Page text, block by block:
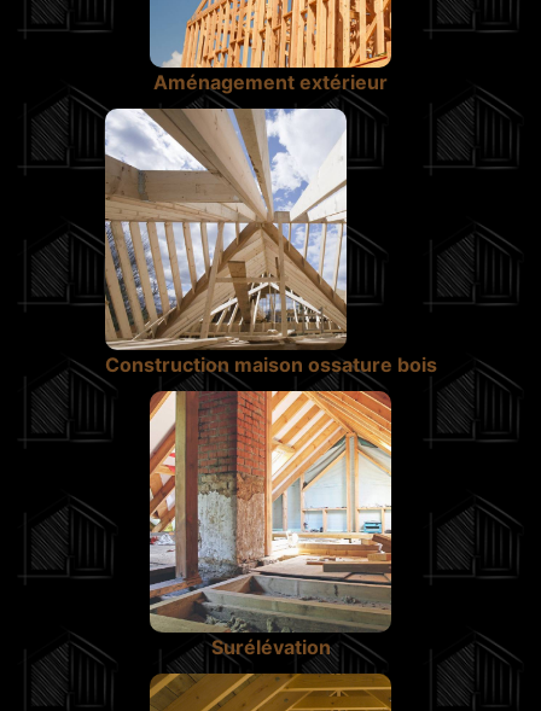
Aménagement extérieur
Construction maison ossature bois
Surélévation